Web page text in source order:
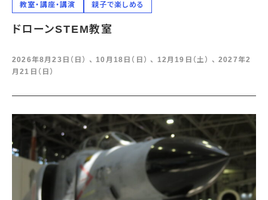
教室・講座・講演 親子で楽しめる
ドローンSTEM教室
2026年8月23日（日） 、 10月18日（日） 、 12月19日（土） 、 2027年2
月21日（日）